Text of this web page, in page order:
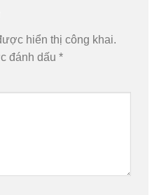
hiển thị công khai.
đánh dấu *